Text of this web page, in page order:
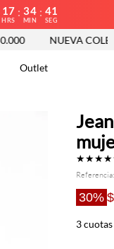
17
HRS
: 34
MIN
: 40
SEG
NUEVA COLECCIÓN
Outlet
★★★★
Referencia:
30%
3